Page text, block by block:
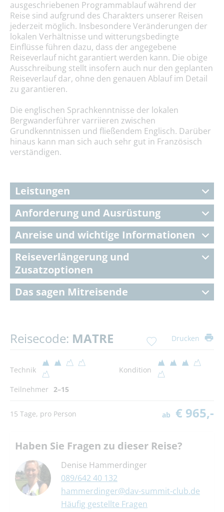
ausgeschriebenen Programmablauf während der
Reise sind aufgrund des Charakters unserer Reisen
jederzeit möglich. Insbesondere Veränderungen der
lokalen Verhältnisse und witterungsbedingte
Einflüsse führen dazu, dass der angegebene
Reiseverlauf nicht garantiert werden kann. Die obige
Ausschreibung stellt insofern auch nur den geplanten
Reiseverlauf dar, ohne den genauen Ablauf im Detail
zu garantieren.
Die englischen Sprachkenntnisse der lokalen
Bergwanderführer varriieren zwischen
Grundkenntnissen und fließendem Englisch. Darüber
hinaus kann man sich auch sehr gut in Französisch
verständigen.
Leistungen
Anforderung und Ausrüstung
Anreise und wichtige Informationen
Reiseverlängerung und
Zusatzoptionen
Das sagen Mitreisende
Reisecode: MATRE Drucken
Technik Kondition
Teilnehmer 2–15
15 Tage, pro Person ab € 965,-
Haben Sie Fragen zu dieser Reise?
Denise Hammerdinger
089/642 40 132
hammerdinger@dav-summit-club.de
Häufig gestellte Fragen